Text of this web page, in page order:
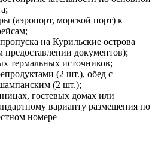
(аэропорт, морской порт) к
на Курильские острова
предоставлении документов);
термальных источников;
(2 шт.), обед с
(2 шт.);
гостевых домах или
варианту размещения по
номере